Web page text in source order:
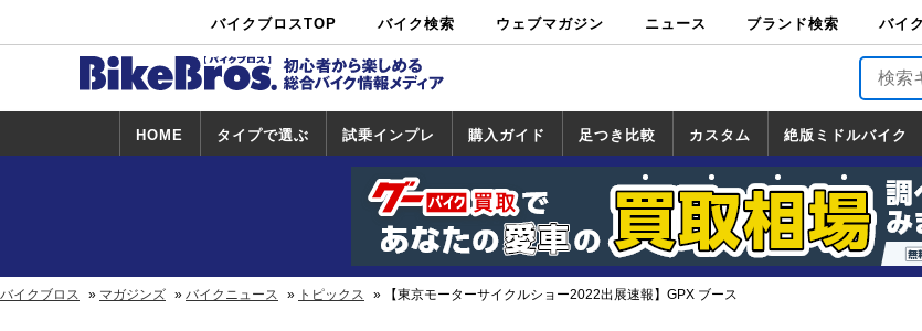
バイクブロスTOP バイク検索
中古バイ
ク・新車検
カタログ検
索
ショップ検
索
ウェブマガジン ニュース ブランド検索 バイ
バイ
HOME タイプで選ぶ 試乗インプレ
試乗インプレ
一覧
ホンダ
ヤマハ
スズキ
カワサキ
ハーレー
BMW
トライアンフ
ドゥカティ
購入ガイド
一覧
足つき比較 カスタム
カスタム
一覧
ホンダ
ヤマハ
スズキ
カワサキ
絶版ミドルバイク
絶版ミドルバイク
一覧
ホンダ
ヤマハ
スズキ
カワサキ
道の駅調査隊
ツーリング情報局
日本の道50選
国道めぐり
林道ツーリング
バイクブロス マガジンズ バイクニュース トピックス 【東京モーターサイクルショー2022出展速報】GPX ブース